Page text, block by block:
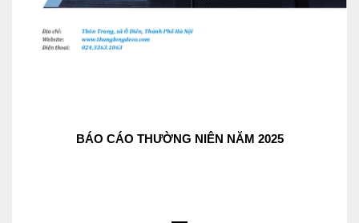
BÁO CÁO THƯỜNG NIÊN NĂM 2025